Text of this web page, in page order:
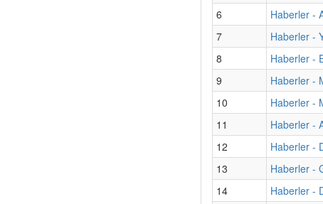
6
Haberler -
7
Haberler -
8
Haberler -
9
Haberler -
10
Haberler -
11
Haberler -
12
Haberler -
13
Haberler -
14
Haberler -